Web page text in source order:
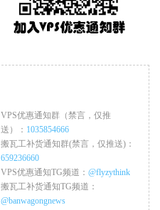
VPS优惠通知群（禁言，仅推
送）： 1035854666
搬瓦工补货通知群(禁言，仅推送)：
659236660
VPS优惠通知TG频道： @flyzythink
搬瓦工补货通知TG频道：
@banwagongnews